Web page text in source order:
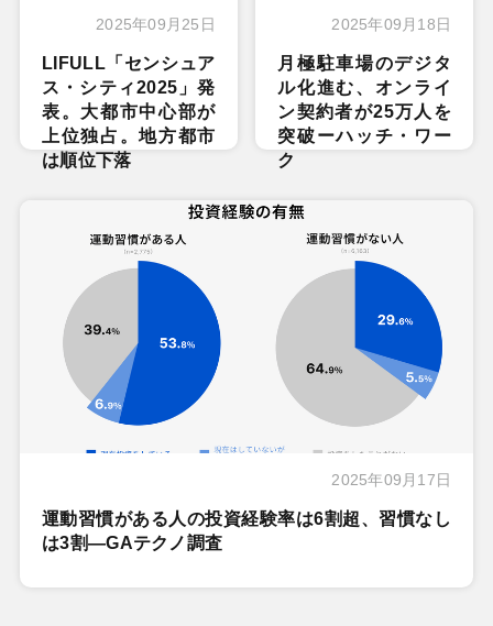
2025年09月25日
LIFULL「センシュア
ス・シティ2025」発
表。大都市中心部が
上位独占。地方都市
は順位下落
2025年09月18日
月極駐車場のデジタ
ル化進む、オンライ
ン契約者が25万人を
突破ーハッチ・ワー
ク
2025年09月17日
運動習慣がある人の投資経験率は6割超、習慣なし
は3割―GAテクノ調査